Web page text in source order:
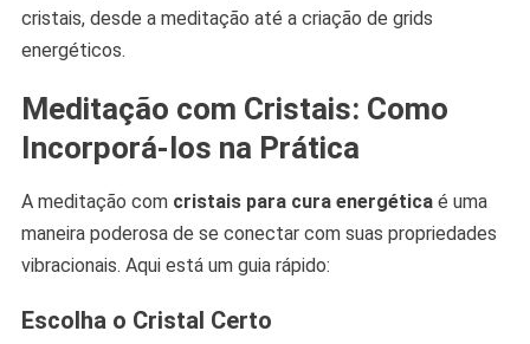
cristais, desde a meditação até a criação de grids
energéticos.
Meditação com Cristais: Como
Incorporá-los na Prática
A meditação com cristais para cura energéticaé uma
maneira poderosa de se conectar com suas propriedades
vibracionais. Aqui está um guia rápido:
Escolha o Cristal Certo